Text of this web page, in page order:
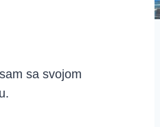
sa svojom